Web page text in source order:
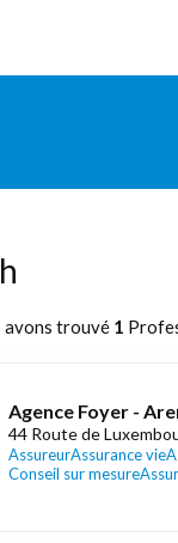
avons trouvé 1
Agence Foyer -
44 Route de
AssureurAssurance vie
Conseil sur mesure